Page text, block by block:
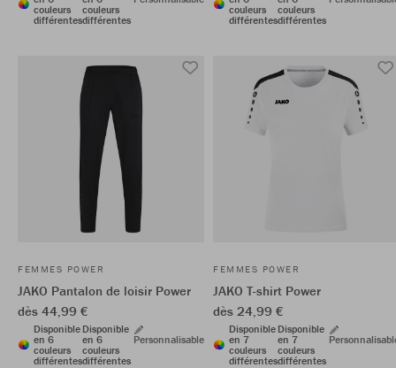
couleurs
différentes
couleurs
différentes
couleurs
différentes
couleurs
différentes
FEMMES POWER
JAKO Pantalon de loisir Power
dès 44,99 €
Disponible
en 6
couleurs
différentes
Disponible
en 6
couleurs
différentes
Personnalisable
FEMMES POWER
JAKO T-shirt Power
dès 24,99 €
Disponible
en 7
couleurs
différentes
Disponible
en 7
couleurs
différentes